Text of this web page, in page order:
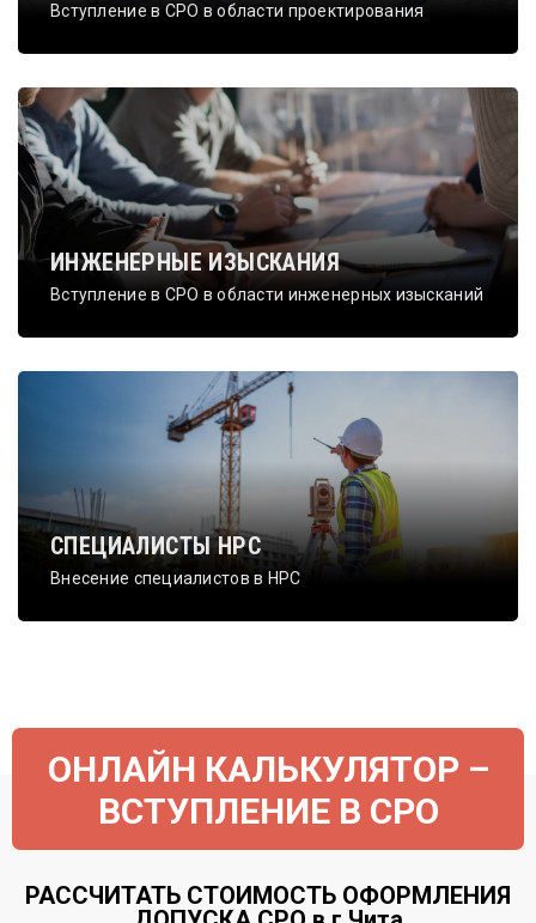
Вступление в СРО в области проектирования
ИНЖЕНЕРНЫЕ ИЗЫСКАНИЯ
Вступление в СРО в области инженерных изысканий
СПЕЦИАЛИСТЫ НРС
Внесение специалистов в НРС
ОНЛАЙН КАЛЬКУЛЯТОР –
ВСТУПЛЕНИЕ В СРО
РАССЧИТАТЬ СТОИМОСТЬ ОФОРМЛЕНИЯ